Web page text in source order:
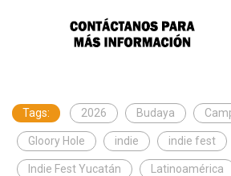
Tags: 2026 Budaya
Gloory Hole indie indie fest
Indie Fest Yucatán Latinoamérica